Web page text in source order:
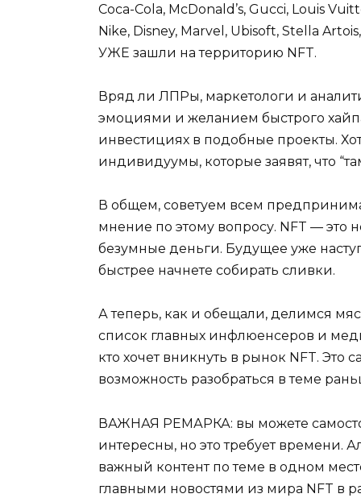
Coca-Cola, McDonald’s, Gucci, Louis
Nike, Disney, Marvel, Ubisoft, Stella
УЖЕ зашли на территорию NFT.
Вряд ли ЛПРы, маркетологи и
эмоциями и желанием быстрого
инвестициях в подобные проекты.
индивидуумы, которые заявят, что
В общем, советуем всем
мнение по этому вопросу. NFT — это
безумные деньги. Будущее уже
быстрее начнете собирать сливки.
А теперь, как и обещали, делимся
список главных инфлюенсеров и
кто хочет вникнуть в рынок NFT.
возможность разобраться в теме
ВАЖНАЯ РЕМАРКА: вы можете
интересны, но это требует времени.
важный контент по теме в одном
главными новостями из мира NFT в